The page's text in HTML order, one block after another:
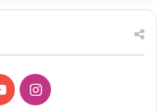
YouTubeInstagram